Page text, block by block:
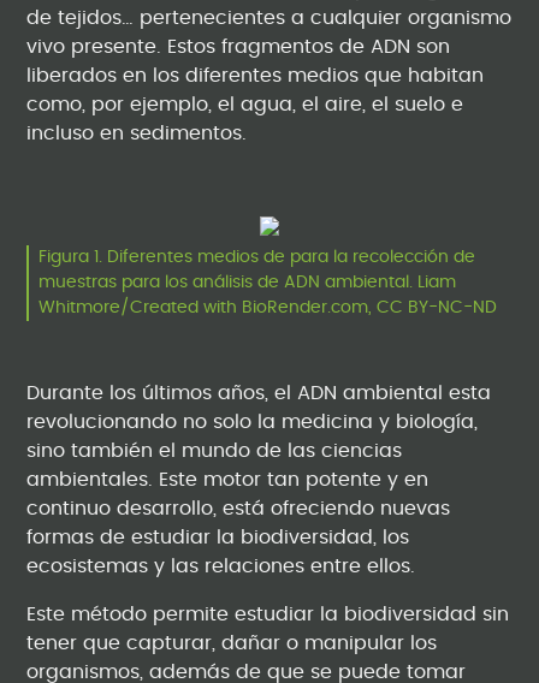
de tejidos… pertenecientes a cualquier organismo
vivo presente. Estos fragmentos de ADN son
liberados en los diferentes medios que habitan
como, por ejemplo, el agua, el aire, el suelo e
incluso en sedimentos.
Figura 1. Diferentes medios de para la recolección de
muestras para los análisis de ADN ambiental. Liam
Whitmore/Created with BioRender.com, CC BY-NC-ND
Durante los últimos años, el ADN ambiental esta
revolucionando no solo la medicina y biología,
sino también el mundo de las ciencias
ambientales. Este motor tan potente y en
continuo desarrollo, está ofreciendo nuevas
formas de estudiar la biodiversidad, los
ecosistemas y las relaciones entre ellos.
Este método permite estudiar la biodiversidad sin
tener que capturar, dañar o manipular los
organismos, además de que se puede tomar